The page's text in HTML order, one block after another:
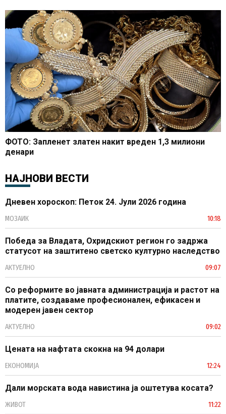
ФОТО: Запленет златен накит вреден 1,3 милиони
денари
НАЈНОВИ ВЕСТИ
Дневен хороскоп: Петок 24. Јули 2026 година
МОЗАИК 10:18
Победа за Владата, Охридскиот регион го задржа
статусот на заштитено светско културно наследство
АКТУЕЛНО 09:07
Со реформите во јавната администрација и растот на
платите, создаваме професионален, ефикасен и
модерен јавен сектор
АКТУЕЛНО 09:02
Цената на нафтата скокна на 94 долари
ЕКОНОМИЈА 12:24
Дали морската вода навистина ја оштетува косата?
ЖИВОТ 11:22